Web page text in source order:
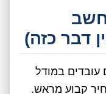
עובדים במודל
קבוע מראש.